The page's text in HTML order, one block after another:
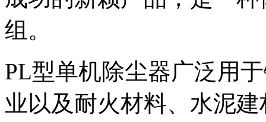
组。
PL型单机除尘器广泛用
业以及耐火材料、水泥